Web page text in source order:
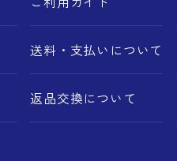
送料・支払いについて
返品交換について